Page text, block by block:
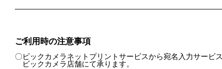
ご利用時の注意事項
〇ビックカメラネットプリントサービスから宛名入力サービ
ビックカメラ店舗にて承ります。